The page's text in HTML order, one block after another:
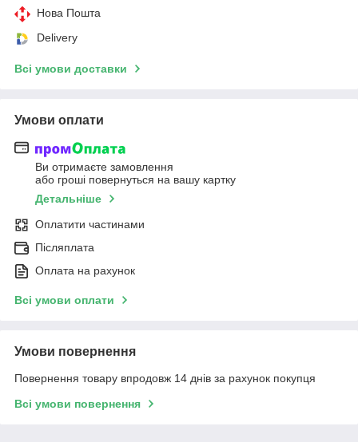
Нова Пошта
Delivery
Всі умови доставки
Умови оплати
Ви отримаєте замовлення
або гроші повернуться на вашу картку
Детальніше
Оплатити частинами
Післяплата
Оплата на рахунок
Всі умови оплати
Умови повернення
Повернення товару впродовж 14 днів за рахунок покупця
Всі умови повернення